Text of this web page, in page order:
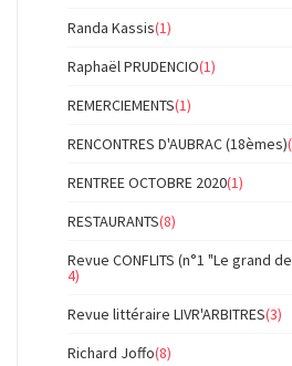
Randa Kassis(1)
Raphaël PRUDENCIO(1)
REMERCIEMENTS(1)
RENCONTRES D'AUBRAC (18èmes)
RENTREE OCTOBRE 2020(1)
RESTAURANTS(8)
Revue CONFLITS (n°1 "Le grand
4)
Revue littéraire LIVR'ARBITRES(3)
Richard Joffo(8)